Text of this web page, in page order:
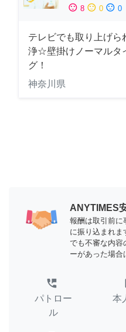
sentiment_satisfied 8 sentiment_neutral 0 sentiment_dissatisfied 0
テレビでも取り上げら
浄☆壁掛けノーマルタ
グ！
神奈川県
ANYTIMES
報酬は取引前に
に振り込まれま
でも不審な内容
ーがあった場合
perm_phone_msg
パトロー
ル
本